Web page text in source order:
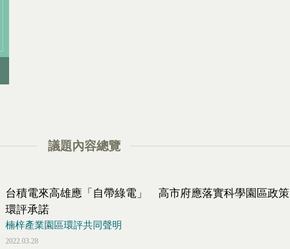
議題內容總覽
台積電來高雄應「自帶綠電」 高市府應落實科學園區政策
環評承諾
楠梓產業園區環評共同聲明
2022.03.28